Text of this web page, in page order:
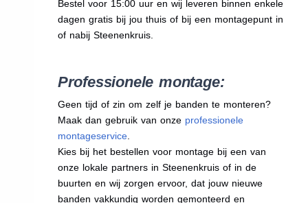
Bestel voor 15:00 uur en wij leveren binnen enkele
dagen gratis bij jou thuis of bij een montagepunt in
of nabij Steenenkruis.
Professionele montage:
Geen tijd of zin om zelf je banden te monteren?
Maak dan gebruik van onze professionele
montageservice.
Kies bij het bestellen voor montage bij een van
onze lokale partners in Steenenkruis of in de
buurten en wij zorgen ervoor, dat jouw nieuwe
banden vakkundig worden gemonteerd en